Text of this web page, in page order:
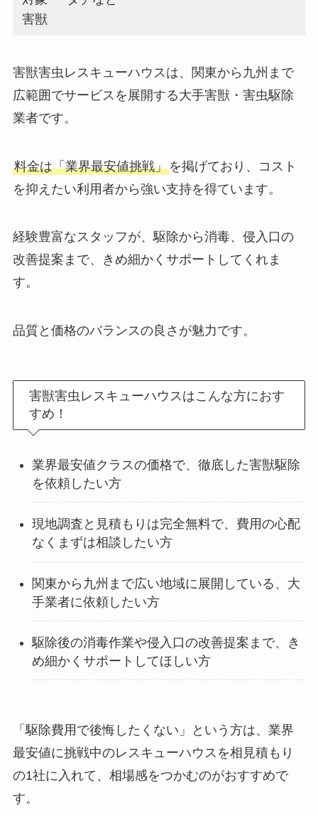
害獣
害獣害虫レスキューハウスは、関東から九州まで
広範囲でサービスを展開する大手害獣・害虫駆除
業者です。
料金は「業界最安値挑戦」を掲げており、コスト
を抑えたい利用者から強い支持を得ています。
経験豊富なスタッフが、駆除から消毒、侵入口の
改善提案まで、きめ細かくサポートしてくれま
す。
品質と価格のバランスの良さが魅力です。
害獣害虫レスキューハウスはこんな方におす
すめ！
業界最安値クラスの価格で、徹底した害獣駆除
を依頼したい方
現地調査と見積もりは完全無料で、費用の心配
なくまずは相談したい方
関東から九州まで広い地域に展開している、大
手業者に依頼したい方
駆除後の消毒作業や侵入口の改善提案まで、き
め細かくサポートしてほしい方
「駆除費用で後悔したくない」という方は、業界
最安値に挑戦中のレスキューハウスを相見積もり
の1社に入れて、相場感をつかむのがおすすめで
す。